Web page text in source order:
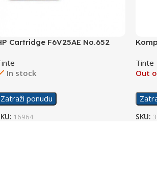
Cartridge F6V25AE No.652
In stock
Zatraži ponudu
16964
Tinte
Out
SKU: